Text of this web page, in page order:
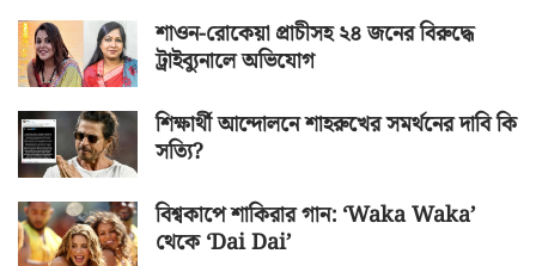
শাওন-রোকেয়া প্রাচীসহ ২৪ জনের বিরুদ্ধে
ট্রাইব্যুনালে অভিযোগ
শিক্ষার্থী আন্দোলনে শাহরুখের সমর্থনের দাবি কি
সত্যি?
বিশ্বকাপে শাকিরার গান: ‘Waka Waka’
থেকে ‘Dai Dai’